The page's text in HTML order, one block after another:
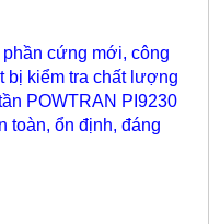
cứng mới, công
bị kiểm tra chất lượng
POWTRAN PI9230
toàn, ổn định, đáng